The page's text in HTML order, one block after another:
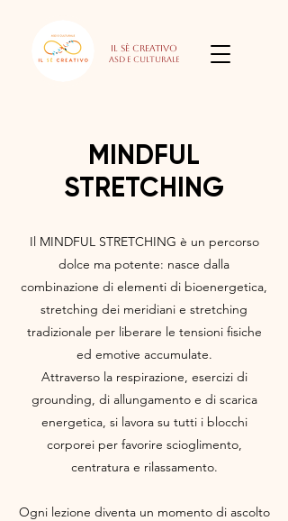
Il Sè Creativo
Asd e culturale
MINDFUL
STRETCHING
Il MINDFUL STRETCHING è un percorso
dolce ma potente: nasce dalla
combinazione di elementi di bioenergetica,
stretching dei meridiani e stretching
tradizionale per liberare le tensioni fisiche
ed emotive accumulate.
Attraverso la respirazione, esercizi di
grounding, di allungamento e di scarica
energetica, si lavora su tutti i blocchi
corporei per favorire scioglimento,
centratura e rilassamento.
Ogni lezione diventa un momento di ascolto